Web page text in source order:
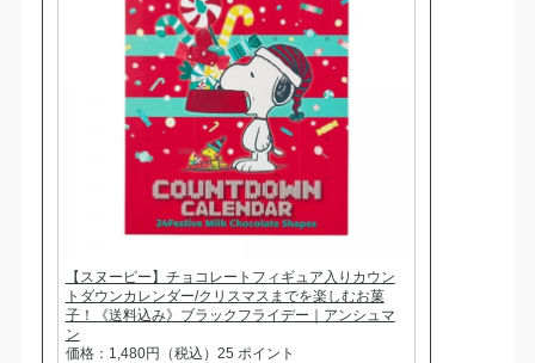
【スヌーピー】チョコレートフィギュア入りカウン
トダウンカレンダー/クリスマスまでを楽しむお菓
子！《送料込み》ブラックフライデー｜アンシュマ
ン
価格：1,480円（税込）25 ポイント